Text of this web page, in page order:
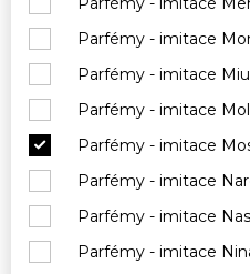
Parfémy - imitace
Parfémy - imitace
Parfémy - imitace
Parfémy - imitace
Parfémy - imitace
Parfémy - imitace
Parfémy - imitace